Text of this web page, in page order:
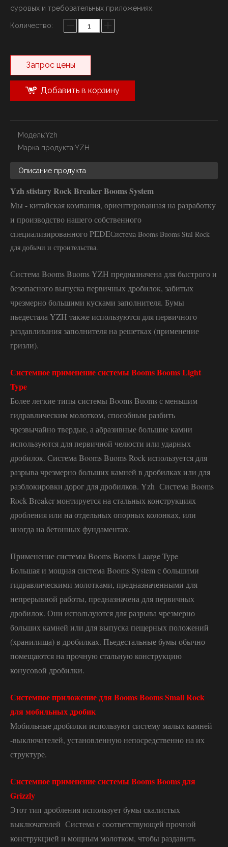
суровых и требовательных приложениях.
Количество:
Запрос цены
Добавить в корзину
Модель:Yzh
Марка продукта:YZH
Описание продукта
Yzh stistary Rock Breaker Booms System
Мы - китайская компания, ориентированная на разработку
и производство нашего собственного
специализированного PEDEСистема Booms Buoms Stal Rock
для добычи и строительства.
Система Booms Buoms YZH предназначена для быстрого и
безопасного выпуска первичных дробилок, забитых
чрезмерно большими кусками заполнителя. Бумы
пьедестала YZH также используются для первичного
раздавливания заполнителя на решетках (применение
гризли).
Системное применение системы Booms Booms Light
Type
Более легкие типы системы Booms Buoms с меньшим
гидравлическим молотком, способным разбить
чрезвычайно твердые, а абразивные большие камни
используются для первичной челюсти или ударных
дробилок. Система Booms Buoms Rock используется для
разрыва чрезмерно больших камней в дробилках или для
разблокировки дорог для дробилков. Yzh Система Booms
Rock Breaker монтируется на стальных конструкциях
дробления или на отдельных опорных колонках, или
иногда на бетонных фундаментах.
Применение системы Booms Booms Laarge Type
Большая и мощная система Booms System с большими
гидравлическими молотками, предназначенными для
непрерывной работы, предназначена для первичных
дробилок. Они используются для разрыва чрезмерно
больших камней или для выпуска пещерных положений
(хранилища) в дробилках. Пьедестальные бумы обычно
помещаются на прочную стальную конструкцию
конусовой дробилки.
Системное приложение для Booms Booms Small Rock
для мобильных дробик
Мобильные дробилки используют систему малых камней
-выключателей, установленную непосредственно на их
структуре.
Системное применение системы Booms Booms для
Grizzly
Этот тип дробления использует бумы скалистых
выключателей Система с соответствующей прочной
конструкцией и мощным молотком, чтобы раздавить